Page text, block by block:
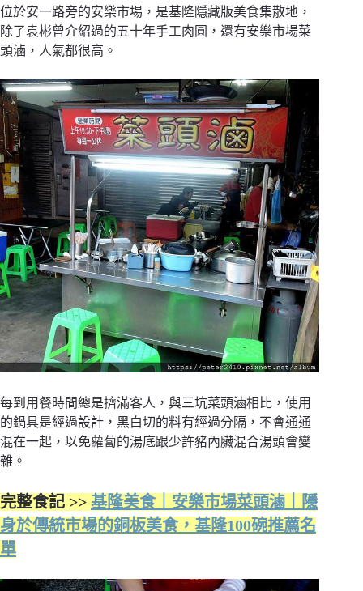
位於安一路旁的安樂市場，是基隆隱藏版美食集散地，
除了袁彬曾介紹過的五十年手工肉圓，還有安樂市場菜
頭滷，人氣都很高。
每到用餐時間總是擠滿客人，與三坑菜頭滷相比，使用
的鍋具是經過設計，黑白切的料有經過分隔，不會通通
混在一起，以免蘿蔔的湯底跟少許豬內臟混合湯頭會變
雜。
完整食記 >> 基隆美食｜安樂市場菜頭滷｜隱
身於傳統市場的銅板美食，基隆100碗推薦名
單